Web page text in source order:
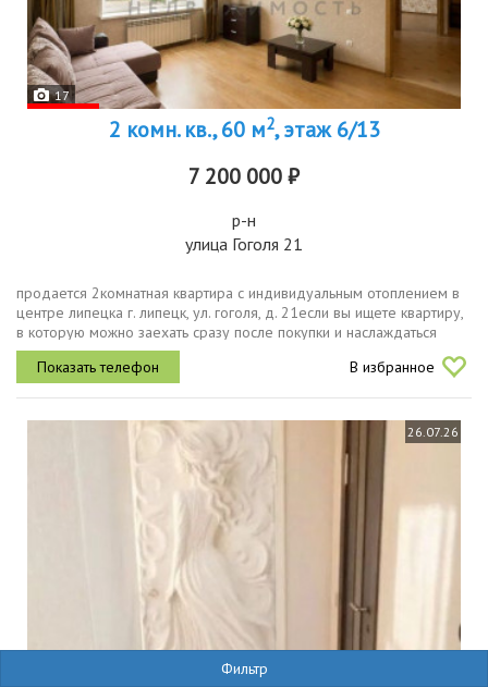
Фильтр
17
2 комн. кв., 60 м2, этаж 6/13
7 200 000 ₽
р-н
улица Гоголя 21
продается 2комнатная квартира с индивидуальным отоплением в
центре липецка г. липецк, ул. гоголя, д. 21если вы ищете квартиру,
в которую можно заехать сразу после покупки и наслаждаться
комфортом, обязательно обратите внимание на этот...
В избранное
26.07.26